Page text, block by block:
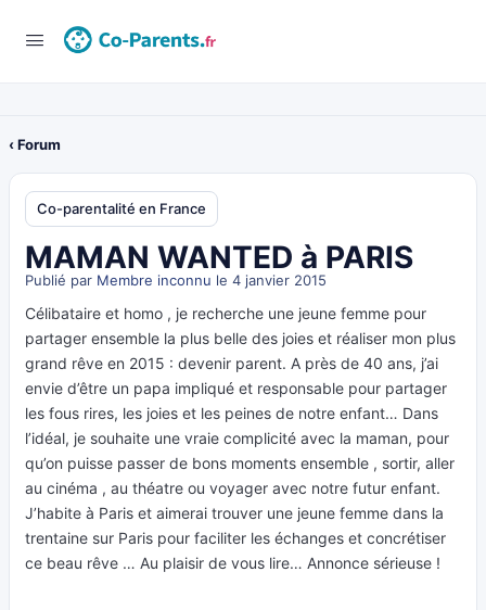
‹ Forum
Co-parentalité en France
MAMAN WANTED à PARIS
Publié par Membre inconnu le 4 janvier 2015
Célibataire et homo , je recherche une jeune femme pour
partager ensemble la plus belle des joies et réaliser mon plus
grand rêve en 2015 : devenir parent. A près de 40 ans, j’ai
envie d’être un papa impliqué et responsable pour partager
les fous rires, les joies et les peines de notre enfant… Dans
l’idéal, je souhaite une vraie complicité avec la maman, pour
qu’on puisse passer de bons moments ensemble , sortir, aller
au cinéma , au théatre ou voyager avec notre futur enfant.
J’habite à Paris et aimerai trouver une jeune femme dans la
trentaine sur Paris pour faciliter les échanges et concrétiser
ce beau rêve … Au plaisir de vous lire… Annonce sérieuse !